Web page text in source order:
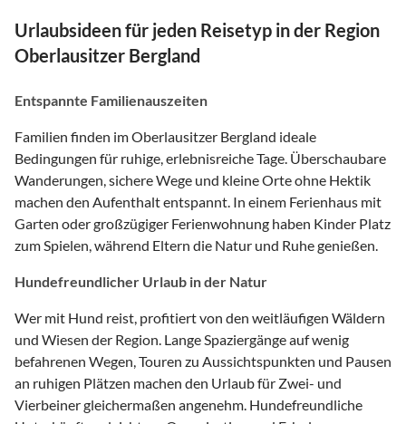
Urlaubsideen für jeden Reisetyp in der Region
Oberlausitzer Bergland
Entspannte Familienauszeiten
Familien finden im Oberlausitzer Bergland ideale
Bedingungen für ruhige, erlebnisreiche Tage. Überschaubare
Wanderungen, sichere Wege und kleine Orte ohne Hektik
machen den Aufenthalt entspannt. In einem Ferienhaus mit
Garten oder großzügiger Ferienwohnung haben Kinder Platz
zum Spielen, während Eltern die Natur und Ruhe genießen.
Hundefreundlicher Urlaub in der Natur
Wer mit Hund reist, profitiert von den weitläufigen Wäldern
und Wiesen der Region. Lange Spaziergänge auf wenig
befahrenen Wegen, Touren zu Aussichtspunkten und Pausen
an ruhigen Plätzen machen den Urlaub für Zwei- und
Vierbeiner gleichermaßen angenehm. Hundefreundliche